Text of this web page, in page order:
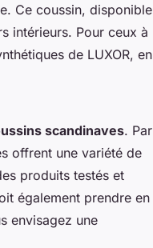
Ce coussin, disponible
intérieurs. Pour ceux à
de LUXOR, en
scandinaves. Par
offrent une variété de
produits testés et
également prendre en
envisagez une